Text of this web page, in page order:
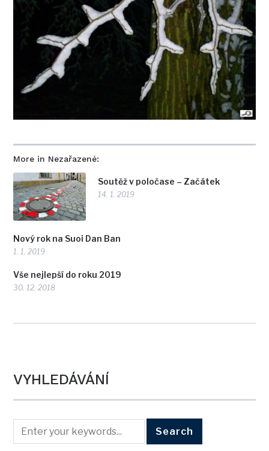
More in Nezařazené:
Soutěž v poločase – Začátek
14. 1. 2019
Nový rok na Suoi Dan Ban
1. 1. 2019
Vše nejlepší do roku 2019
30. 12. 2018
VYHLEDÁVÁNÍ